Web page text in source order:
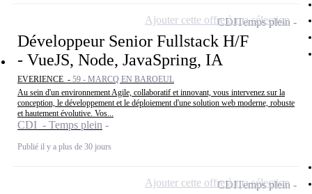
Développeur Senior Fullstack H/F
- VueJS, Node, JavaSpring, IA
EVERIENCE - 59 - MARCQ EN BAROEUL
Au sein d'un environnement Agile, collaboratif et innovant, vous intervenez sur la
conception, le développement et le déploiement d'une solution web moderne, robuste
et hautement évolutive. Vos...
CDI - Temps plein
Publié il y a plus de 30 jours
CDITemps plein
Ajouter cette offre à ma sélection
CDITemps plein
Ajouter cette offre à ma sélection